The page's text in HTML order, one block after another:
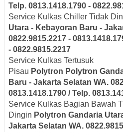
Telp. 0813.1418.1790 -
Service Kulkas Chiller Tidak
Utara - Kebayoran Baru -
0822.9815.2217 -
- 0822.9815.2217
Service Kulkas Tertusuk
Pisau Polytron Polytron
Baru - Jakarta Selatan WA.
0813.1418.1790 / Telp.
Service Kulkas Bagian Bawah
Dingin Polytron Gandaria
Jakarta Selatan WA.